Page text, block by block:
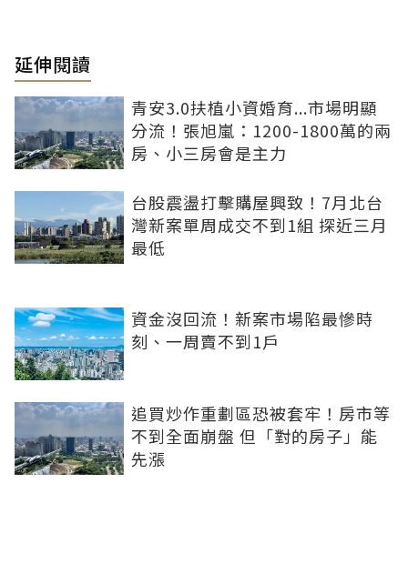
延伸閱讀
青安3.0扶植小資婚育...市場明顯
分流！張旭嵐：1200-1800萬的兩
房、小三房會是主力
台股震盪打擊購屋興致！7月北台
灣新案單周成交不到1組 探近三月
最低
資金沒回流！新案市場陷最慘時
刻、一周賣不到1戶
追買炒作重劃區恐被套牢！房市等
不到全面崩盤 但「對的房子」能
先漲